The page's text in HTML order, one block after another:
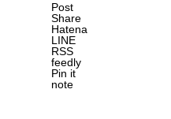
Post
Share
Hatena
LINE
RSS
feedly
Pin it
note